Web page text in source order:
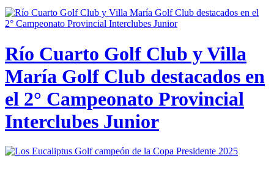
Río Cuarto Golf Club y Villa
María Golf Club destacados en
el 2° Campeonato Provincial
Interclubes Junior